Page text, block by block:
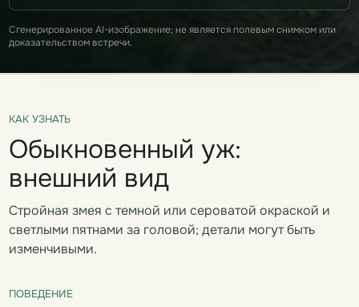
Сгенерированное AI-изображение; не является полевым снимком или
доказательством встречи.
КАК УЗНАТЬ
Обыкновенный уж:
внешний вид
Стройная змея с темной или сероватой окраской и
светлыми пятнами за головой; детали могут быть
изменчивыми.
ПОВЕДЕНИЕ